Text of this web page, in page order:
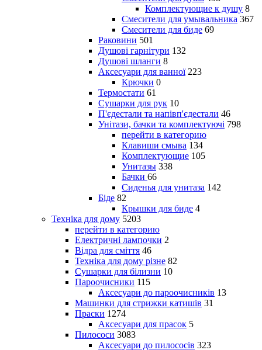
Комплектующие к душу 8
Смесители для умывальника 367
Смесители для биде 69
Раковини 501
Душові гарнітури 132
Душові шланги 8
Аксесуари для ванної 223
Крючки 0
Термостати 61
Сушарки для рук 10
П'єдестали та напівп'єдестали 46
Унітази, бачки та комплектуючі 798
перейти в категорию
Клавиши смыва 134
Комплектующие 105
Унитазы 338
Бачки 66
Сиденья для унитаза 142
Біде 82
Крышки для биде 4
Техніка для дому 5203
перейти в категорию
Електричні лампочки 2
Відра для сміття 46
Техніка для дому різне 82
Сушарки для білизни 10
Пароочисники 115
Аксесуари до пароочисників 13
Машинки для стрижки катишів 31
Праски 1274
Аксесуари для прасок 5
Пилососи 3083
Аксесуари до пилососів 323